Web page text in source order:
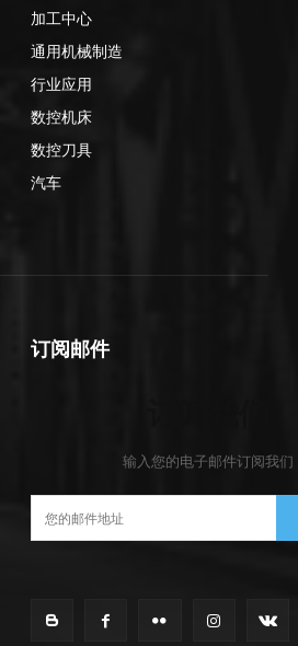
加工中心
通用机械制造
行业应用
数控机床
数控刀具
汽车
订阅邮件
输入您的电子邮件订阅我们